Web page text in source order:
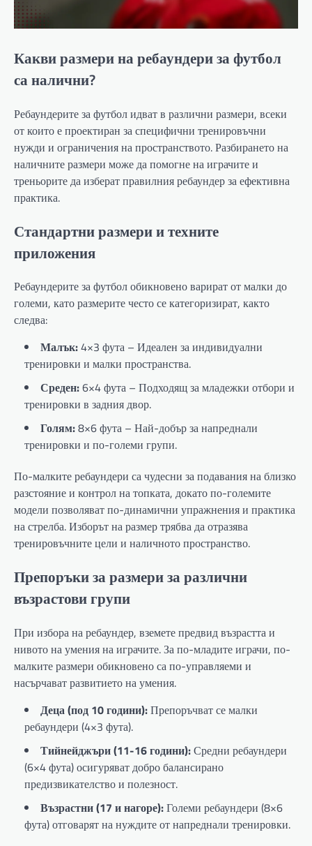
Какви размери на ребаундери за футбол
са налични?
Ребаундерите за футбол идват в различни размери, всеки
от които е проектиран за специфични тренировъчни
нужди и ограничения на пространството. Разбирането на
наличните размери може да помогне на играчите и
треньорите да изберат правилния ребаундер за ефективна
практика.
Стандартни размери и техните
приложения
Ребаундерите за футбол обикновено варират от малки до
големи, като размерите често се категоризират, както
следва:
Малък:4×3 фута – Идеален за индивидуални
тренировки и малки пространства.
Среден:6×4 фута – Подходящ за младежки отбори и
тренировки в задния двор.
Голям:8×6 фута – Най-добър за напреднали
тренировки и по-големи групи.
По-малките ребаундери са чудесни за подавания на близко
разстояние и контрол на топката, докато по-големите
модели позволяват по-динамични упражнения и практика
на стрелба. Изборът на размер трябва да отразява
тренировъчните цели и наличното пространство.
Препоръки за размери за различни
възрастови групи
При избора на ребаундер, вземете предвид възрастта и
нивото на умения на играчите. За по-младите играчи, по-
малките размери обикновено са по-управляеми и
насърчават развитието на умения.
Деца (под 10 години):Препоръчват се малки
ребаундери (4×3 фута).
Тийнейджъри (11-16 години):Средни ребаундери
(6×4 фута) осигуряват добро балансирано
предизвикателство и полезност.
Възрастни (17 и нагоре):Големи ребаундери (8×6
фута) отговарят на нуждите от напреднали тренировки.